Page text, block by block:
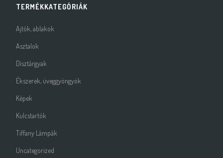
TERMÉKKATEGÓRIÁK
Ajtók, ablakok
Asztalok
Dísztárgyak
Ékszerek, üveggyöngyök
Képek
Kulcstartók
Tiffany Lámpák
Uncategorized